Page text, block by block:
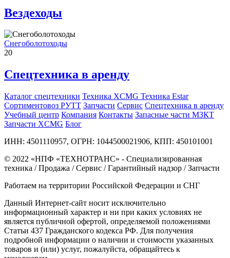
Вездеходы
Снегоболотоходы
20
Спецтехника в аренду
Каталог спецтехники Техника XCMG Техника Estar
Сортиментовоз РУТТ Запчасти Сервис Спецтехника в аренду
Учебный центр Компания Контакты Запасные части МЗКТ
Запчасти XCMG Блог
ИНН: 4501110957, ОГРН: 1044500021906, КПП: 450101001
© 2022 «НПФ «ТЕХНОТРАНС» - Специализированная
техника / Продажа / Сервис / Гарантийный надзор / Запчасти
Работаем на территории Российской Федерации и СНГ
Данный Интернет-сайт носит исключительно
информационный характер и ни при каких условиях не
является публичной офертой, определяемой положениями
Статьи 437 Гражданского кодекса РФ. Для получения
подробной информации о наличии и стоимости указанных
товаров и (или) услуг, пожалуйста, обращайтесь к